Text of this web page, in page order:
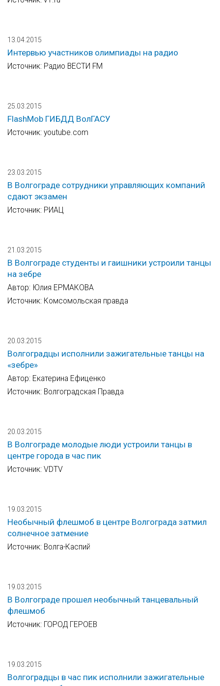
13.04.2015
Интервью участников олимпиады на радио
Источник: Радио ВЕСТИ FM
25.03.2015
FlashMob ГИБДД ВолГАСУ
Источник: youtube.com
23.03.2015
В Волгограде сотрудники управляющих компаний
сдают экзамен
Источник: РИАЦ
21.03.2015
В Волгограде студенты и гаишники устроили танцы
на зебре
Автор: Юлия ЕРМАКОВА
Источник: Комсомольская правда
20.03.2015
Волгоградцы исполнили зажигательные танцы на
«зебре»
Автор: Екатерина Ефиценко
Источник: Волгоградская Правда
20.03.2015
В Волгограде молодые люди устроили танцы в
центре города в час пик
Источник: VDTV
19.03.2015
Необычный флешмоб в центре Волгограда затмил
солнечное затмение
Источник: Волга-Каспий
19.03.2015
В Волгограде прошел необычный танцевальный
флешмоб
Источник: ГОРОД ГЕРОЕВ
19.03.2015
Волгоградцы в час пик исполнили зажигательные